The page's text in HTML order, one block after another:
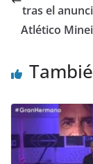
tras el
Atlético